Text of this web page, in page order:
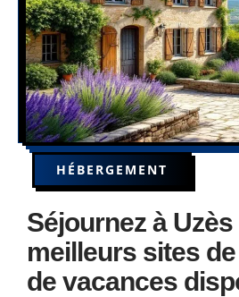
HÉBERGEMENT
Séjournez à
meilleurs sites
de vacances